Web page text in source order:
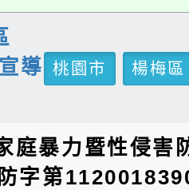
導
桃園市
楊梅區
庭暴力暨性侵害
字第